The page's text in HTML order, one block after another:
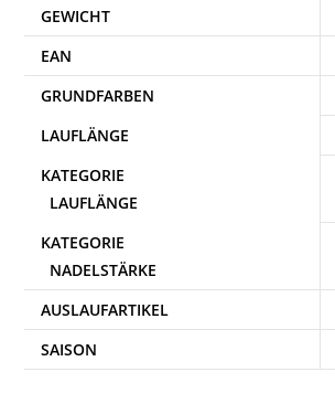
GEWICHT
EAN
AUSLAUFARTIKEL
SAISON